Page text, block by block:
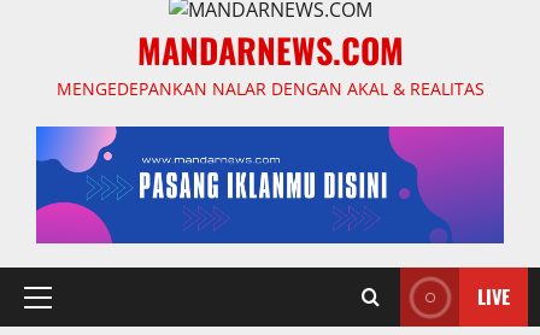
MANDARNEWS.COM
MENGEDEPANKAN NALAR DENGAN AKAL & REALITAS
Primary
LIVE